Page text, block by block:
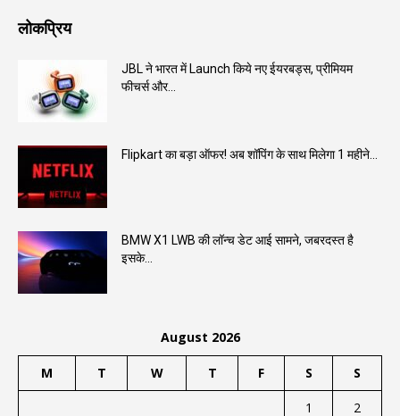
लोकप्रिय
JBL ने भारत में Launch किये नए ईयरबड्स, प्रीमियम
फीचर्स और...
Flipkart का बड़ा ऑफर! अब शॉपिंग के साथ मिलेगा 1 महीने...
BMW X1 LWB की लॉन्च डेट आई सामने, जबरदस्त है
इसके...
August 2026
M T W T F S S
1 2